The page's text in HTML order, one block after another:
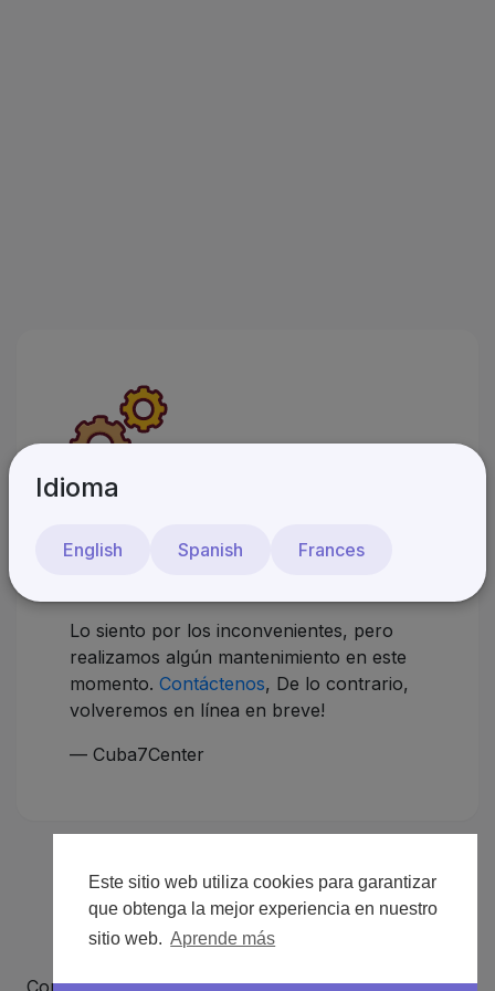
Este sitio web utiliza cookies para garantizar
que obtenga la mejor experiencia en nuestro
sitio web. Aprende más
¡Estaremos de vuelta
Lo siento por los inconvenientes, pero
realizamos algún mantenimiento en este
momento. Contáctenos, De lo contrario,
volveremos en línea en breve!
— Cuba7Center
Copyright © 2026 Cuba7Center. Todos los derechos
Idioma
English Spanish Frances